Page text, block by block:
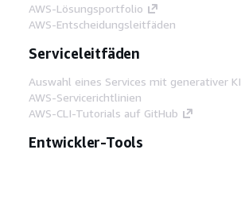
AWS-Lösungsportfolio
AWS-Entscheidungsleitfäden
Serviceleitfäden
Auswahl eines Services mit generativer KI
AWS-Servicerichtlinien
AWS-CLI-Tutorials auf GitHub
Entwickler-Tools